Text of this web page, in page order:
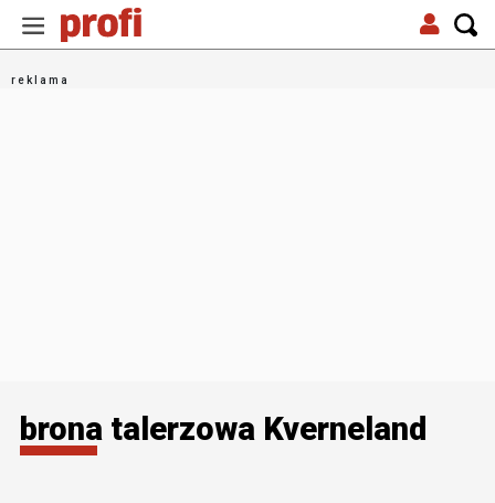
brona talerzowa Kverneland